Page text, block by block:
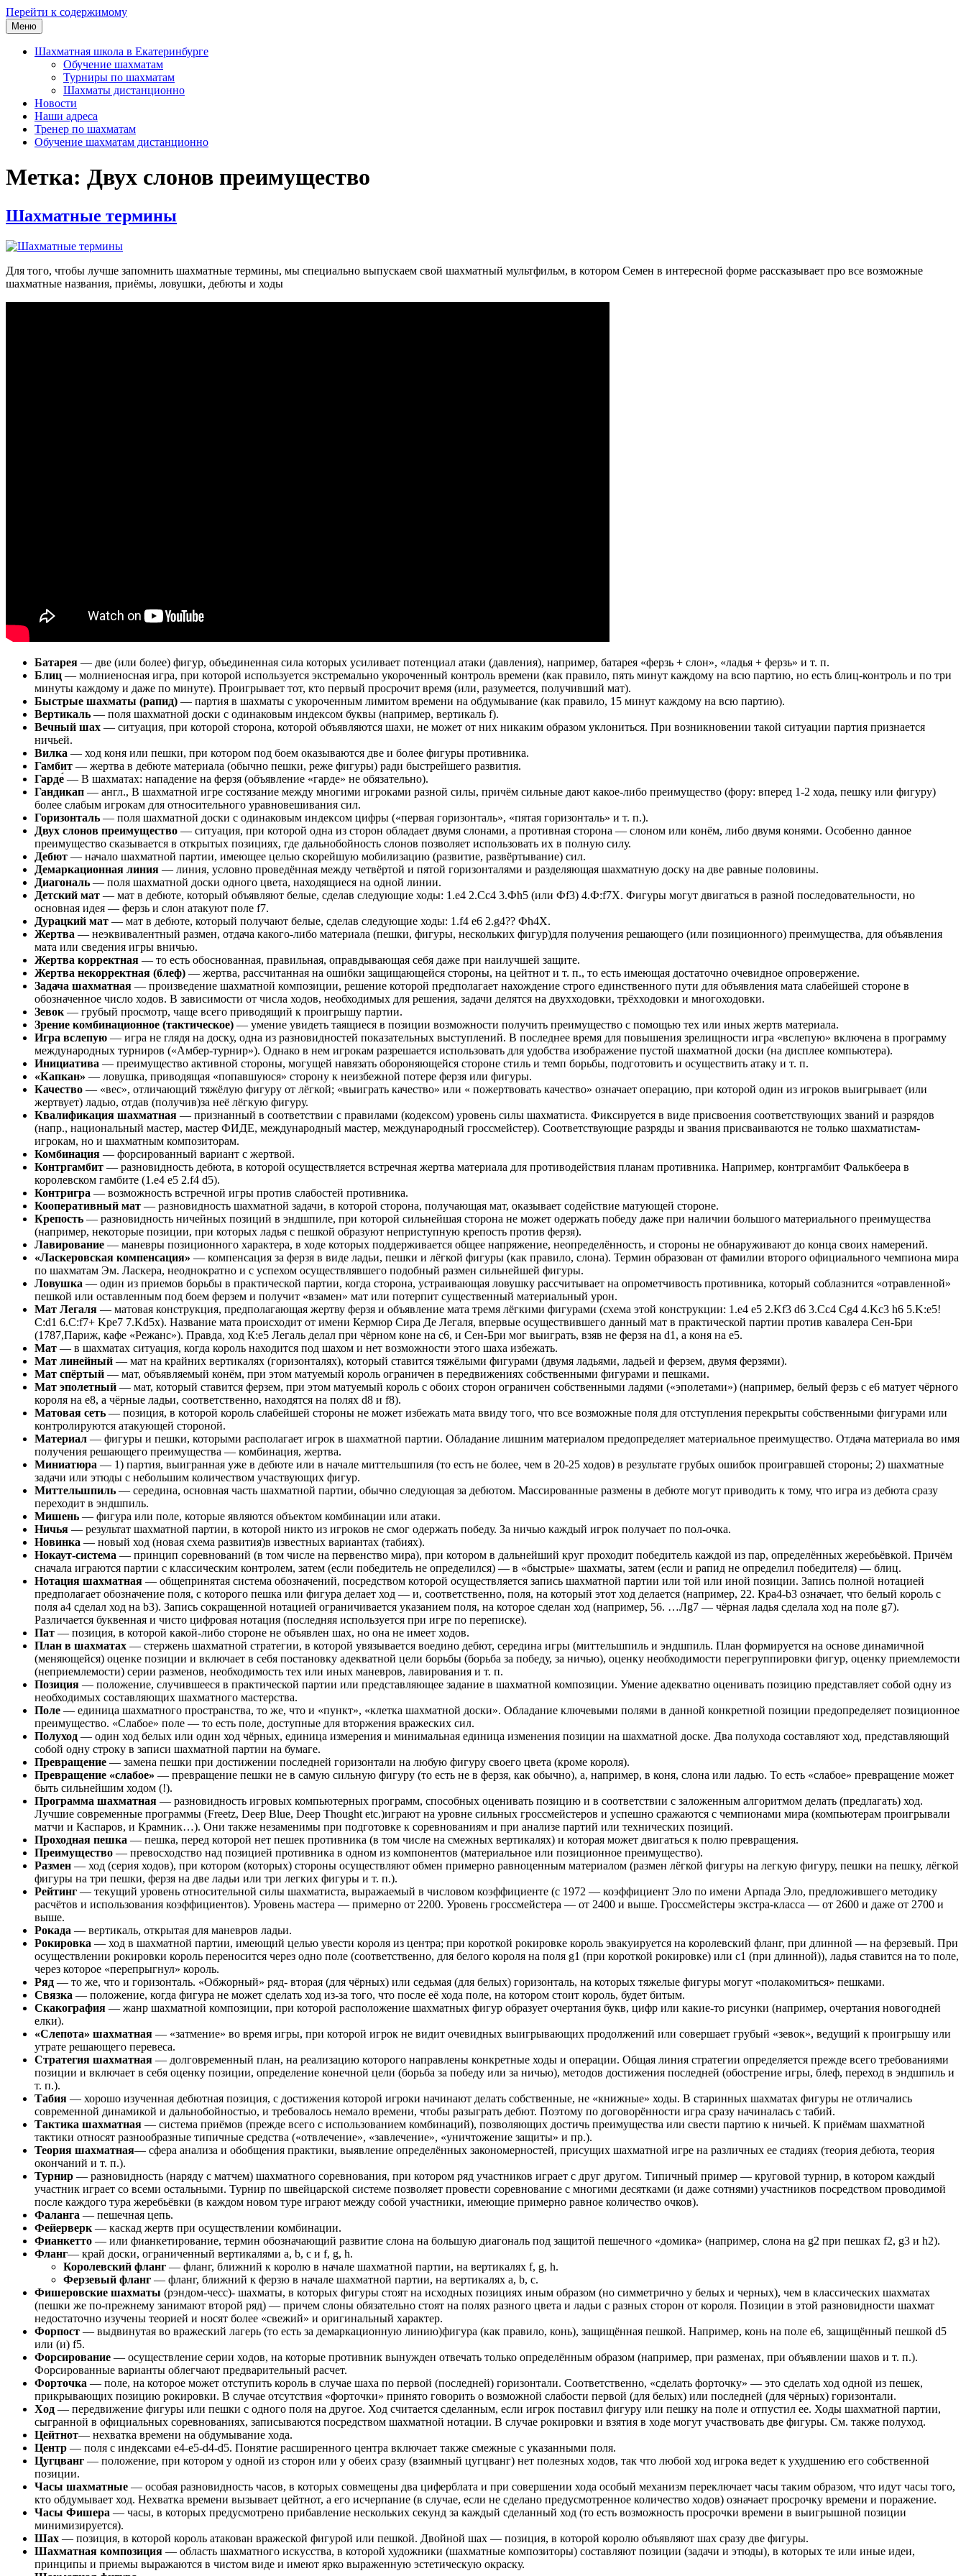
Перейти к содержимому
Шахматная школа Шахматное искусство
Шахматная школа в Москве, Санкт-Петербурге, Сочи и Екатеринбурге
Меню
Шахматная школа в Екатеринбурге
Обучение шахматам
Турниры по шахматам
Шахматы дистанционно
Новости
Наши адреса
Тренер по шахматам
Обучение шахматам дистанционно
Метка: Двух слонов преимущество
Шахматные термины
Для того, чтобы лучше запомнить шахматные термины, мы специально выпускаем свой шахматный мультфильм, в котором Семен в интересной форме рассказывает про все возможные
шахматные названия, приёмы, ловушки, дебюты и ходы
Батарея — две (или более) фигур, объединенная сила которых усиливает потенциал атаки (давления), например, батарея «ферзь + слон», «ладья + ферзь» и т. п.
Блиц — молниеносная игра, при которой используется экстремально укороченный контроль времени (как правило, пять минут каждому на всю партию, но есть блиц-контроль и по три
минуты каждому и даже по минуте). Проигрывает тот, кто первый просрочит время (или, разумеется, получивший мат).
Быстрые шахматы (рапид) — партия в шахматы с укороченным лимитом времени на обдумывание (как правило, 15 минут каждому на всю партию).
Вертикаль — поля шахматной доски с одинаковым индексом буквы (например, вертикаль f).
Вечный шах — ситуация, при которой сторона, которой объявляются шахи, не может от них никаким образом уклониться. При возникновении такой ситуации партия признается
ничьей.
Вилка — ход коня или пешки, при котором под боем оказываются две и более фигуры противника.
Гамбит — жертва в дебюте материала (обычно пешки, реже фигуры) ради быстрейшего развития.
Гарде́ — В шахматах: нападение на ферзя (объявление «гарде» не обязательно).
Гандикап — англ., В шахматной игре состязание между многими игроками разной силы, причём сильные дают какое-либо преимущество (фору: вперед 1-2 хода, пешку или фигуру)
более слабым игрокам для относительного уравновешивания сил.
Горизонталь — поля шахматной доски с одинаковым индексом цифры («первая горизонталь», «пятая горизонталь» и т. п.).
Двух слонов преимущество — ситуация, при которой одна из сторон обладает двумя слонами, а противная сторона — слоном или конём, либо двумя конями. Особенно данное
преимущество сказывается в открытых позициях, где дальнобойность слонов позволяет использовать их в полную силу.
Дебют — начало шахматной партии, имеющее целью скорейшую мобилизацию (развитие, развёртывание) сил.
Демаркационная линия — линия, условно проведённая между четвёртой и пятой горизонталями и разделяющая шахматную доску на две равные половины.
Диагональ — поля шахматной доски одного цвета, находящиеся на одной линии.
Детский мат — мат в дебюте, который объявляют белые, сделав следующие ходы: 1.e4 2.Сc4 3.Фh5 (или Фf3) 4.Ф:f7Х. Фигуры могут двигаться в разной последовательности, но
основная идея — ферзь и слон атакуют поле f7.
Дурацкий мат — мат в дебюте, который получают белые, сделав следующие ходы: 1.f4 e6 2.g4?? Фh4Х.
Жертва — неэквивалентный размен, отдача какого-либо материала (пешки, фигуры, нескольких фигур)для получения решающего (или позиционного) преимущества, для объявления
мата или сведения игры вничью.
Жертва корректная — то есть обоснованная, правильная, оправдывающая себя даже при наилучшей защите.
Жертва некорректная (блеф) — жертва, рассчитанная на ошибки защищающейся стороны, на цейтнот и т. п., то есть имеющая достаточно очевидное опровержение.
Задача шахматная — произведение шахматной композиции, решение которой предполагает нахождение строго единственного пути для объявления мата слабейшей стороне в
обозначенное число ходов. В зависимости от числа ходов, необходимых для решения, задачи делятся на двухходовки, трёхходовки и многоходовки.
Зевок — грубый просмотр, чаще всего приводящий к проигрышу партии.
Зрение комбинационное (тактическое) — умение увидеть таящиеся в позиции возможности получить преимущество с помощью тех или иных жертв материала.
Игра вслепую — игра не глядя на доску, одна из разновидностей показательных выступлений. В последнее время для повышения зрелищности игра «вслепую» включена в программу
международных турниров («Амбер-турнир»). Однако в нем игрокам разрешается использовать для удобства изображение пустой шахматной доски (на дисплее компьютера).
Инициатива — преимущество активной стороны, могущей навязать обороняющейся стороне стиль и темп борьбы, подготовить и осуществить атаку и т. п.
«Капкан» — ловушка, приводящая «попавшуюся» сторону к неизбежной потере ферзя или фигуры.
Качество — «вес», отличающий тяжёлую фигуру от лёгкой; «выиграть качество» или « пожертвовать качество» означает операцию, при которой один из игроков выигрывает (или
жертвует) ладью, отдав (получив)за неё лёгкую фигуру.
Квалификация шахматная — признанный в соответствии с правилами (кодексом) уровень силы шахматиста. Фиксируется в виде присвоения соответствующих званий и разрядов
(напр., национальный мастер, мастер ФИДЕ, международный мастер, международный гроссмейстер). Соответствующие разряды и звания присваиваются не только шахматистам-
игрокам, но и шахматным композиторам.
Комбинация — форсированный вариант с жертвой.
Контргамбит — разновидность дебюта, в которой осуществляется встречная жертва материала для противодействия планам противника. Например, контргамбит Фалькбеера в
королевском гамбите (1.e4 e5 2.f4 d5).
Контригра — возможность встречной игры против слабостей противника.
Кооперативный мат — разновидность шахматной задачи, в которой сторона, получающая мат, оказывает содействие матующей стороне.
Крепость — разновидность ничейных позиций в эндшпиле, при которой сильнейшая сторона не может одержать победу даже при наличии большого материального преимущества
(например, некоторые позиции, при которых ладья с пешкой образуют неприступную крепость против ферзя).
Лавирование — маневры позиционного характера, в ходе которых поддерживается общее напряжение, неопределённость, и стороны не обнаруживают до конца своих намерений.
«Ласкеровская компенсация» — компенсация за ферзя в виде ладьи, пешки и лёгкой фигуры (как правило, слона). Термин образован от фамилии второго официального чемпиона мира
по шахматам Эм. Ласкера, неоднократно и с успехом осуществлявшего подобный размен сильнейшей фигуры.
Ловушка — один из приемов борьбы в практической партии, когда сторона, устраивающая ловушку рассчитывает на опрометчивость противника, который соблазнится «отравленной»
пешкой или оставленным под боем ферзем и получит «взамен» мат или потерпит существенный материальный урон.
Мат Легаля — матовая конструкция, предполагающая жертву ферзя и объявление мата тремя лёгкими фигурами (схема этой конструкции: 1.e4 e5 2.Kf3 d6 3.Cc4 Cg4 4.Kc3 h6 5.K:e5!
C:d1 6.C:f7+ Kpe7 7.Kd5x). Название мата происходит от имени Кермюр Сира Де Легаля, впервые осуществившего данный мат в практической партии против кавалера Сен-Бри
(1787,Париж, кафе «Режанс»). Правда, ход К:е5 Легаль делал при чёрном коне на с6, и Сен-Бри мог выиграть, взяв не ферзя на d1, а коня на е5.
Мат — в шахматах ситуация, когда король находится под шахом и нет возможности этого шаха избежать.
Мат линейный — мат на крайних вертикалях (горизонталях), который ставится тяжёлыми фигурами (двумя ладьями, ладьей и ферзем, двумя ферзями).
Мат спёртый — мат, объявляемый конём, при этом матуемый король ограничен в передвижениях собственными фигурами и пешками.
Мат эполетный — мат, который ставится ферзем, при этом матуемый король с обоих сторон ограничен собственными ладями («эполетами») (например, белый ферзь с е6 матует чёрного
короля на е8, а чёрные ладьи, соответственно, находятся на полях d8 и f8).
Матовая сеть — позиция, в которой король слабейшей стороны не может избежать мата ввиду того, что все возможные поля для отступления перекрыты собственными фигурами или
контролируются атакующей стороной.
Материал — фигуры и пешки, которыми располагает игрок в шахматной партии. Обладание лишним материалом предопределяет материальное преимущество. Отдача материала во имя
получения решающего преимущества — комбинация, жертва.
Миниатюра — 1) партия, выигранная уже в дебюте или в начале миттельшпиля (то есть не более, чем в 20-25 ходов) в результате грубых ошибок проигравшей стороны; 2) шахматные
задачи или этюды с небольшим количеством участвующих фигур.
Миттельшпиль — середина, основная часть шахматной партии, обычно следующая за дебютом. Массированные размены в дебюте могут приводить к тому, что игра из дебюта сразу
переходит в эндшпиль.
Мишень — фигура или поле, которые являются объектом комбинации или атаки.
Ничья — результат шахматной партии, в которой никто из игроков не смог одержать победу. За ничью каждый игрок получает по пол-очка.
Новинка — новый ход (новая схема развития)в известных вариантах (табиях).
Нокаут-система — принцип соревнований (в том числе на первенство мира), при котором в дальнейший круг проходит победитель каждой из пар, определённых жеребьёвкой. Причём
сначала играются партии с классическим контролем, затем (если победитель не определился) — в «быстрые» шахматы, затем (если и рапид не определил победителя) — блиц.
Нотация шахматная — общепринятая система обозначений, посредством которой осуществляется запись шахматной партии или той или иной позиции. Запись полной нотацией
предполагает обозначение поля, с которого пешка или фигура делает ход — и, соответственно, поля, на который этот ход делается (например, 22. Кра4-b3 означает, что белый король с
поля а4 сделал ход на b3). Запись сокращенной нотацией ограничивается указанием поля, на которое сделан ход (например, 56. …Лg7 — чёрная ладья сделала ход на поле g7).
Различается буквенная и чисто цифровая нотация (последняя используется при игре по переписке).
Пат — позиция, в которой какой-либо стороне не объявлен шах, но она не имеет ходов.
План в шахматах — стержень шахматной стратегии, в которой увязывается воедино дебют, середина игры (миттельшпиль и эндшпиль. План формируется на основе динамичной
(меняющейся) оценке позиции и включает в себя постановку адекватной цели борьбы (борьба за победу, за ничью), оценку необходимости перегруппировки фигур, оценку приемлемости
(неприемлемости) серии разменов, необходимость тех или иных маневров, лавирования и т. п.
Позиция — положение, случившееся в практической партии или представляющее задание в шахматной композиции. Умение адекватно оценивать позицию представляет собой одну из
необходимых составляющих шахматного мастерства.
Поле — единица шахматного пространства, то же, что и «пункт», «клетка шахматной доски». Обладание ключевыми полями в данной конкретной позиции предопределяет позиционное
преимущество. «Слабое» поле — то есть поле, доступные для вторжения вражеских сил.
Полуход — один ход белых или один ход чёрных, единица измерения и минимальная единица изменения позиции на шахматной доске. Два полухода составляют ход, представляющий
собой одну строку в записи шахматной партии на бумаге.
Превращение — замена пешки при достижении последней горизонтали на любую фигуру своего цвета (кроме короля).
Превращение «слабое» — превращение пешки не в самую сильную фигуру (то есть не в ферзя, как обычно), а, например, в коня, слона или ладью. То есть «слабое» превращение может
быть сильнейшим ходом (!).
Программа шахматная — разновидность игровых компьютерных программ, способных оценивать позицию и в соответствии с заложенным алгоритмом делать (предлагать) ход.
Лучшие современные программы (Freetz, Deep Blue, Deep Thought etc.)играют на уровне сильных гроссмейстеров и успешно сражаются с чемпионами мира (компьютерам проигрывали
матчи и Каспаров, и Крамник…). Они также незаменимы при подготовке к соревнованиям и при анализе партий или технических позиций.
Проходная пешка — пешка, перед которой нет пешек противника (в том числе на смежных вертикалях) и которая может двигаться к полю превращения.
Преимущество — превосходство над позицией противника в одном из компонентов (материальное или позиционное преимущество).
Размен — ход (серия ходов), при котором (которых) стороны осуществляют обмен примерно равноценным материалом (размен лёгкой фигуры на легкую фигуру, пешки на пешку, лёгкой
фигуры на три пешки, ферзя на две ладьи или три легких фигуры и т. п.).
Рейтинг — текущий уровень относительной силы шахматиста, выражаемый в числовом коэффициенте (с 1972 — коэффициент Эло по имени Арпада Эло, предложившего методику
расчётов и использования коэффициентов). Уровень мастера — примерно от 2200. Уровень гроссмейстера — от 2400 и выше. Гроссмейстеры экстра-класса — от 2600 и даже от 2700 и
выше.
Рокада — вертикаль, открытая для маневров ладьи.
Рокировка — ход в шахматной партии, имеющий целью увести короля из центра; при короткой рокировке король эвакуируется на королевский фланг, при длинной — на ферзевый. При
осуществлении рокировки король переносится через одно поле (соответственно, для белого короля на поля g1 (при короткой рокировке) или c1 (при длинной)), ладья ставится на то поле,
через которое «перепрыгнул» король.
Ряд — то же, что и горизонталь. «Обжорный» ряд- вторая (для чёрных) или седьмая (для белых) горизонталь, на которых тяжелые фигуры могут «полакомиться» пешками.
Связка — положение, когда фигура не может сделать ход из-за того, что после её хода поле, на котором стоит король, будет битым.
Cкакография — жанр шахматной композиции, при которой расположение шахматных фигур образует очертания букв, цифр или какие-то рисунки (например, очертания новогодней
елки).
«Слепота» шахматная — «затмение» во время игры, при которой игрок не видит очевидных выигрывающих продолжений или совершает грубый «зевок», ведущий к проигрышу или
утрате решающего перевеса.
Стратегия шахматная — долговременный план, на реализацию которого направлены конкретные ходы и операции. Общая линия стратегии определяется прежде всего требованиями
позиции и включает в себя оценку позиции, определение конечной цели (борьба за победу или за ничью), методов достижения последней (обострение игры, блеф, переход в эндшпиль и
т. п.).
Табия — хорошо изученная дебютная позиция, с достижения которой игроки начинают делать собственные, не «книжные» ходы. В старинных шахматах фигуры не отличались
современной динамикой и дальнобойностью, и требовалось немало времени, чтобы разыграть дебют. Поэтому по договорённости игра сразу начиналась с табий.
Тактика шахматная — система приёмов (прежде всего с использованием комбинаций), позволяющих достичь преимущества или свести партию к ничьей. К приёмам шахматной
тактики относят разнообразные типичные средства («отвлечение», «завлечение», «уничтожение защиты» и пр.).
Теория шахматная— сфера анализа и обобщения практики, выявление определённых закономерностей, присущих шахматной игре на различных ее стадиях (теория дебюта, теория
окончаний и т. п.).
Турнир — разновидность (наряду с матчем) шахматного соревнования, при котором ряд участников играет с друг другом. Типичный пример — круговой турнир, в котором каждый
участник играет со всеми остальными. Турнир по швейцарской системе позволяет провести соревнование с многими десятками (и даже сотнями) участников посредством проводимой
после каждого тура жеребьёвки (в каждом новом туре играют между собой участники, имеющие примерно равное количество очков).
Фаланга — пешечная цепь.
Фейерверк — каскад жертв при осуществлении комбинации.
Фианкетто — или фианкетирование, термин обозначающий развитие слона на большую диагональ под защитой пешечного «домика» (например, слона на g2 при пешках f2, g3 и h2).
Фланг— край доски, ограниченный вертикалями a, b, c и f, g, h.
Королевский фланг — фланг, ближний к королю в начале шахматной партии, на вертикалях f, g, h.
Ферзевый фланг — фланг, ближний к ферзю в начале шахматной партии, на вертикалях a, b, c.
Фишеровские шахматы (рэндом-чесс)- шахматы, в которых фигуры стоят на исходных позициях иным образом (но симметрично у белых и черных), чем в классических шахматах
(пешки же по-прежнему занимают второй ряд) — причем слоны обязательно стоят на полях разного цвета и ладьи с разных сторон от короля. Позиции в этой разновидности шахмат
недостаточно изучены теорией и носят более «свежий» и оригинальный характер.
Форпост — выдвинутая во вражеский лагерь (то есть за демаркационную линию)фигура (как правило, конь), защищённая пешкой. Например, конь на поле e6, защищённый пешкой d5
или (и) f5.
Форсирование — осуществление серии ходов, на которые противник вынужден отвечать только определённым образом (например, при разменах, при объявлении шахов и т. п.).
Форсированные варианты облегчают предварительный расчет.
Форточка — поле, на которое может отступить король в случае шаха по первой (последней) горизонтали. Соответственно, «сделать форточку» — это сделать ход одной из пешек,
прикрывающих позицию рокировки. В случае отсутствия «форточки» принято говорить о возможной слабости первой (для белых) или последней (для чёрных) горизонтали.
Ход — передвижение фигуры или пешки с одного поля на другое. Ход считается сделанным, если игрок поставил фигуру или пешку на поле и отпустил ее. Ходы шахматной партии,
сыгранной в официальных соревнованиях, записываются посредством шахматной нотации. В случае рокировки и взятия в ходе могут участвовать две фигуры. См. также полуход.
Цейтнот— нехватка времени на обдумывание хода.
Центр — поля с индексами e4-e5-d4-d5. Понятие расширенного центра включает также смежные с указанными поля.
Цугцванг — положение, при котором у одной из сторон или у обеих сразу (взаимный цугцванг) нет полезных ходов, так что любой ход игрока ведет к ухудшению его собственной
позиции.
Часы шахматные — особая разновидность часов, в которых совмещены два циферблата и при совершении хода особый механизм переключает часы таким образом, что идут часы того,
кто обдумывает ход. Нехватка времени вызывает цейтнот, а его исчерпание (в случае, если не сделано предусмотренное количество ходов) означает просрочку времени и поражение.
Часы Фишера — часы, в которых предусмотрено прибавление нескольких секунд за каждый сделанный ход (то есть возможность просрочки времени в выигрышной позиции
минимизируется).
Шах — позиция, в которой король атакован вражеской фигурой или пешкой. Двойной шах — позиция, в которой королю объявляют шах сразу две фигуры.
Шахматная композиция — область шахматного искусства, в которой художники (шахматные композиторы) составляют позиции (задачи и этюды), в которых те или иные идеи,
принципы и приемы выражаются в чистом виде и имеют ярко выраженную эстетическую окраску.